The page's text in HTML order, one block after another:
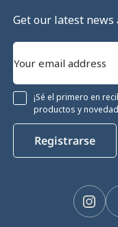
Get our latest news
¡Sé el primero en
productos y
Registrarse